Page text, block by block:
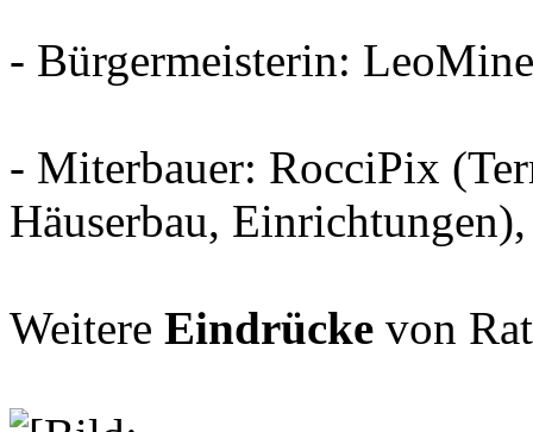
- Bürgermeisterin:
- Miterbauer: RocciPix
Häuserbau,
Weitere Eindrücke von